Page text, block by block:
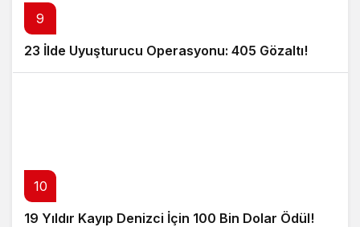
9
23 İlde Uyuşturucu Operasyonu: 405 Gözaltı!
10
19 Yıldır Kayıp Denizci İçin 100 Bin Dolar Ödül!